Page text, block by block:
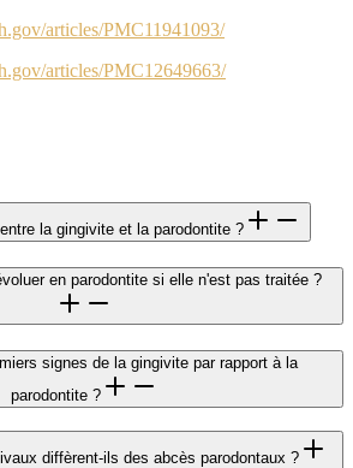
articles/PMC11941093/
articles/PMC12649663/
la gingivite et la parodontite ?
en parodontite si elle n'est pas traitée ?
signes de la gingivite par rapport à la
parodontite ?
diffèrent-ils des abcès parodontaux ?